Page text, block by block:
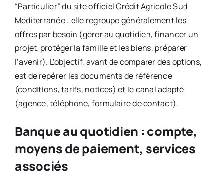
“Particulier” du site officiel Crédit Agricole Sud
Méditerranée : elle regroupe généralement les
offres par besoin (gérer au quotidien, financer un
projet, protéger la famille et les biens, préparer
l’avenir). L’objectif, avant de comparer des options,
est de repérer les documents de référence
(conditions, tarifs, notices) et le canal adapté
(agence, téléphone, formulaire de contact).
Banque au quotidien : compte,
moyens de paiement, services
associés